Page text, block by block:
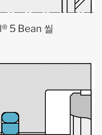
5 Bean 씰